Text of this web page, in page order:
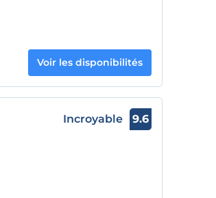
Voir les disponibilités
Incroyable 9.6